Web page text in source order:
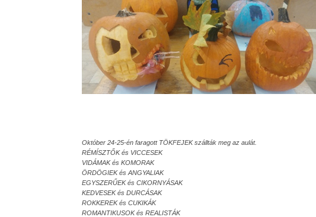
Október 24-25-én faragott TÖKFEJEK szállták meg az aulát.
RÉMÍSZTŐK és VICCESEK
VIDÁMAK és KOMORAK
ÖRDÖGIEK és ANGYALIAK
EGYSZERŰEK és CIKORNYÁSAK
KEDVESEK és DURCÁSAK
ROKKEREK és CUKIKÁK
ROMANTIKUSOK és REALISTÁK